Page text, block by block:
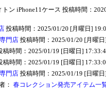
ン iPhone11ケース 投稿時間：
投稿時間：2025/01/20 [月曜日]
門店 投稿時間：2025/01/20 [月曜
稿時間：2025/01/19 [日曜日]
稿時間：2025/01/19 [日曜日]
門店 投稿時間：2025/01/19 [日曜
： 春コレクション発売アイテム一